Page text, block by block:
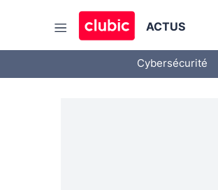
ACTUS
Cybersécurité